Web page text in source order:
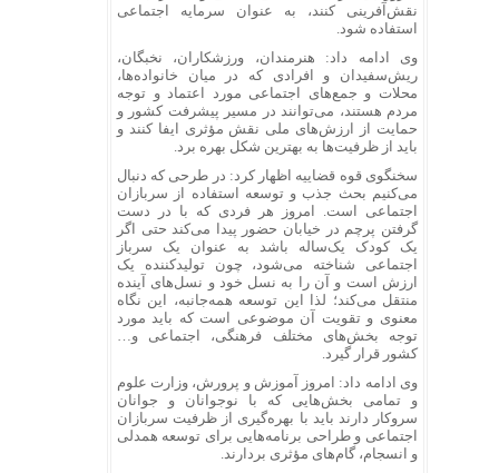
نقش‌آفرینی کنند، به عنوان سرمایه اجتماعی
استفاده شود.
وی ادامه داد: هنرمندان، ورزشکاران، نخبگان،
ریش‌سفیدان و افرادی که در میان خانواده‌ها،
محلات و جمع‌های اجتماعی مورد اعتماد و توجه
مردم هستند، می‌توانند در مسیر پیشرفت کشور و
حمایت از ارزش‌های ملی نقش مؤثری ایفا کنند و
باید از ظرفیت‌ها به بهترین شکل بهره برد.
سخنگوی قوه قضاییه اظهار کرد: در طرحی که دنبال
می‌کنیم بحث جذب و توسعه استفاده از سربازان
اجتماعی است. امروز هر فردی که با در دست
گرفتن پرچم در خیابان حضور پیدا می‌کند حتی اگر
یک کودک یک‌ساله باشد به عنوان یک سرباز
اجتماعی شناخته می‌شود، چون تولیدکننده یک
ارزش است و آن را به نسل خود و نسل‌های آینده
منتقل می‌کند؛ لذا این توسعه همه‌جانبه، این نگاه
معنوی و تقویت آن موضوعی است که باید مورد
توجه بخش‌های مختلف فرهنگی، اجتماعی و…
کشور قرار گیرد.
وی ادامه داد: امروز آموزش و پرورش، وزارت علوم
و تمامی بخش‌هایی که با نوجوانان و جوانان
سروکار دارند باید با بهره‌گیری از ظرفیت سربازان
اجتماعی و طراحی برنامه‌هایی برای توسعه همدلی
و انسجام، گام‌های مؤثری بردارند.